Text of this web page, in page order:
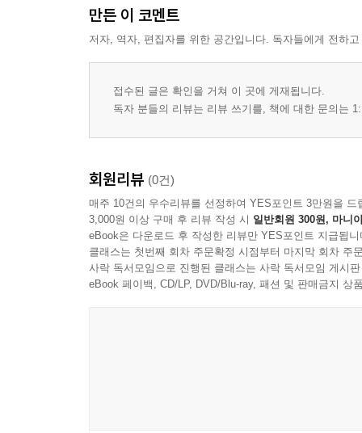
만든 이 코멘트
저자, 역자, 편집자를 위한 공간입니다. 독자들에게 전하
접수된 글은 확인을 거쳐 이 곳에 게재됩니다.
독자 분들의 리뷰는 리뷰 쓰기를, 책에 대한 문의는
회원리뷰 (0건)
매주 10건의 우수리뷰를 선정하여 YES포인트 3만원을 드
3,000원 이상 구매 후 리뷰 작성 시 일반회원 300원, 마니
eBook은 다운로드 후 작성한 리뷰만 YES포인트 지급됩니
클래스는 첫번째 회차 주문확정 시점부터 마지막 회차 주
사락 독서모임으로 진행된 클래스는 사락 독서모임 게시
eBook 페이백, CD/LP, DVD/Blu-ray, 패션 및 판매금지 상